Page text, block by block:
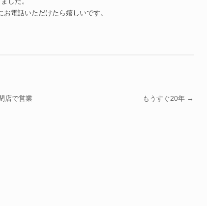
電話いただけたら嬉しいです。
店で営業
もうすぐ20年 →